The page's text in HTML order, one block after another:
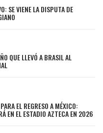
SE VIENE LA DISPUTA DE
QUE LLEVÓ A BRASIL AL
EL REGRESO A MÉXICO:
EN EL ESTADIO AZTECA EN 2026